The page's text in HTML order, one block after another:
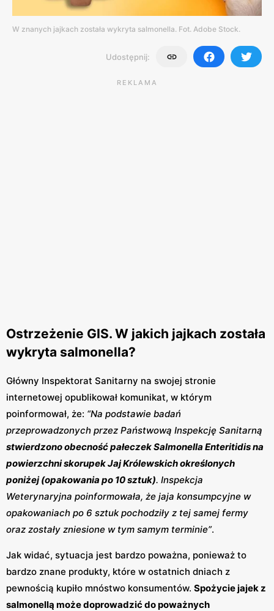
W znanych jajkach została wykryta salmonella. Fot. Adobe Stock.
Udostępnij:
REKLAMA
Ostrzeżenie GIS. W jakich jajkach została
wykryta salmonella?
Główny Inspektorat Sanitarny na swojej stronie
internetowej opublikował komunikat, w którym
poinformował, że: “Na podstawie badań
przeprowadzonych przez Państwową Inspekcję Sanitarną
stwierdzono obecność pałeczek Salmonella Enteritidis na
powierzchni skorupek Jaj Królewskich określonych
poniżej (opakowania po 10 sztuk). Inspekcja
Weterynaryjna poinformowała, że jaja konsumpcyjne w
opakowaniach po 6 sztuk pochodziły z tej samej fermy
oraz zostały zniesione w tym samym terminie”.
Jak widać, sytuacja jest bardzo poważna, ponieważ to
bardzo znane produkty, które w ostatnich dniach z
pewnością kupiło mnóstwo konsumentów. Spożycie jajek z
salmonellą może doprowadzić do poważnych